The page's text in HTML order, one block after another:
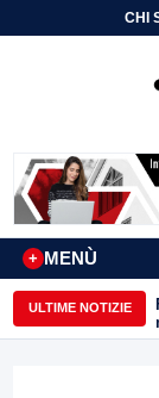
CHI
MENÙ
+
ULTIME NOTIZIE